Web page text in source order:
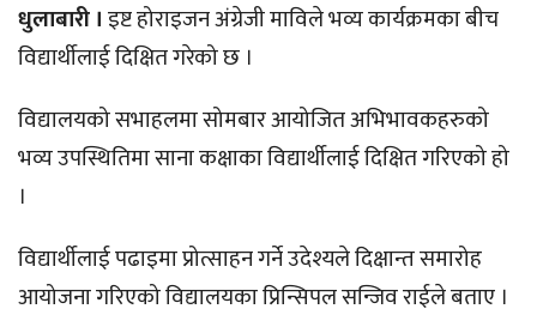
धुलाबारी ।इष्ट होराइजन अंग्रेजी माविले भव्य कार्यक्रमका बीच
विद्यार्थीलाई दिक्षित गरेको छ ।
विद्यालयको सभाहलमा सोमबार आयोजित अभिभावकहरुको
भव्य उपस्थितिमा साना कक्षाका विद्यार्थीलाई दिक्षित गरिएको हो
।
विद्यार्थीलाई पढाइमा प्रोत्साहन गर्ने उदेश्यले दिक्षान्त समारोह
आयोजना गरिएको विद्यालयका प्रिन्सिपल सन्जिव राईले बताए ।